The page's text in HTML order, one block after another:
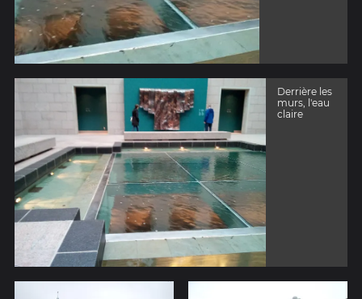
Derrière les
murs, l'eau
claire